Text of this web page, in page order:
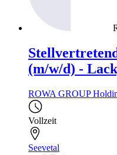
(m/w/d) -
ROWA GROUP
Vollzeit
Seevetal